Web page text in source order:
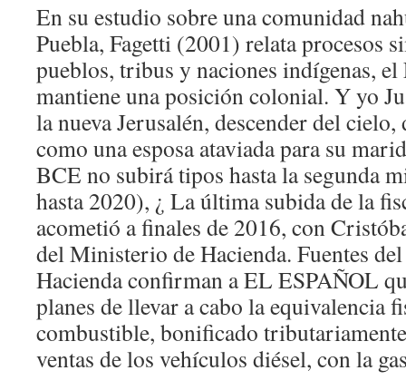
En su estudio sobre una comunidad
Puebla, Fagetti (2001) relata procesos
pueblos, tribus y naciones indígenas,
mantiene una posición colonial. Y yo
la nueva Jerusalén, descender del
como una esposa ataviada para su
BCE no subirá tipos hasta la segunda
hasta 2020), ¿ La última subida de la
acometió a finales de 2016, con
del Ministerio de Hacienda. Fuentes
Hacienda confirman a EL ESPAÑOL
planes de llevar a cabo la equivalencia
combustible, bonificado
ventas de los vehículos diésel, con la